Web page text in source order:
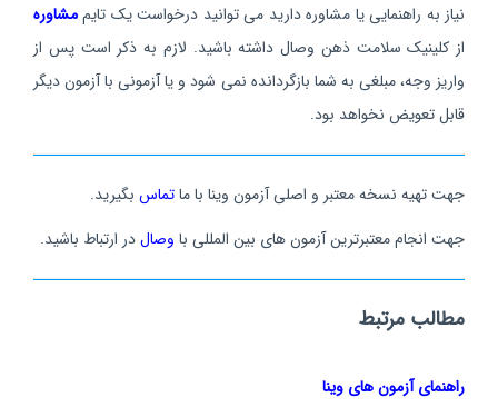
نیاز به راهنمایی یا مشاوره دارید می توانید درخواست یک تایممشاوره
از کلینیک سلامت ذهن وصال داشته باشید. لازم به ذکر است پس از
واریز وجه، مبلغی به شما بازگردانده نمی شود و یا آزمونی با آزمون دیگر
قابل تعویض نخواهد بود.
جهت تهیه نسخه معتبر و اصلی آزمون وینا با ماتماس بگیرید.
جهت انجام معتبرترین آزمون های بین المللی با وصالدر ارتباط باشید.
مطالب مرتبط
راهنمای آزمون های وینا